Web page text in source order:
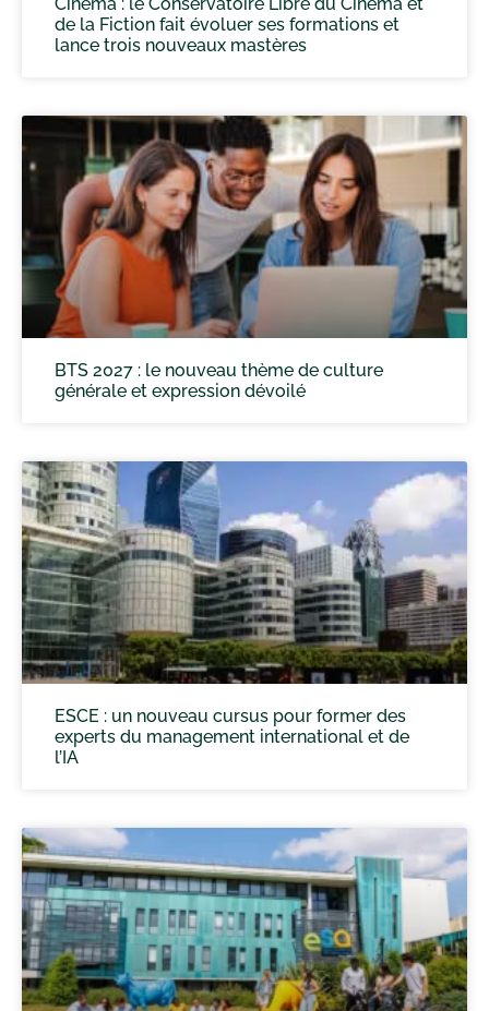
de la Fiction fait évoluer ses formations et
lance trois nouveaux mastères
BTS 2027 : le nouveau thème de culture
générale et expression dévoilé
ESCE : un nouveau cursus pour former des
experts du management international et de
l’IA